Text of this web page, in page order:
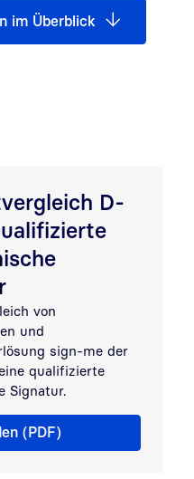
im Überblick
D-
von
und
sign-me der
qualifizierte
Signatur.
Qualifizierte elektronische
(PDF)